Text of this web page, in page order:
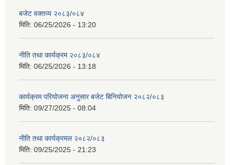
बजेट वक्तव्य २०८३/०८४
मिति: 06/25/2026 - 13:20
नीति तथा कार्यक्रम २०८३/०८४
मिति: 06/25/2026 - 13:18
कार्यक्रम परियोजना अनुसार बजेट बिनियोजन २०८२/०८३
मिति: 09/27/2025 - 08:04
नीति तथा कार्यक्रमल २०८२/०८३
मिति: 09/25/2025 - 21:23